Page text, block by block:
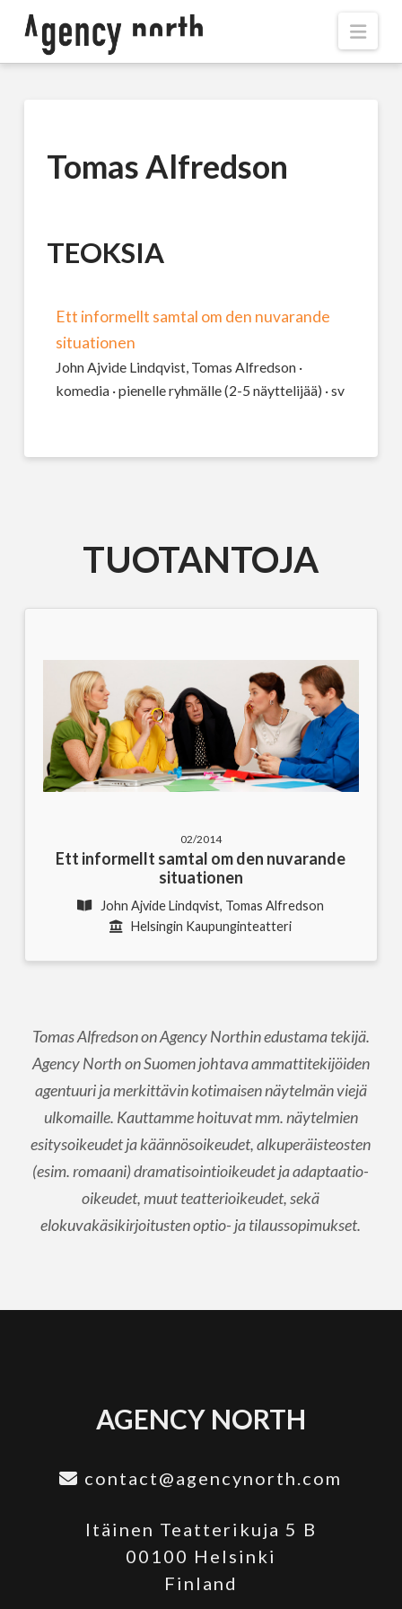
Tomas Alfredson
TEOKSIA
Ett informellt samtal om den nuvarande
situationen
John Ajvide Lindqvist, Tomas Alfredson ·
komedia · pienelle ryhmälle (2-5 näyttelijää) · sv
TUOTANTOJA
02/2014
Ett informellt samtal om den nuvarande
situationen
John Ajvide Lindqvist, Tomas Alfredson
Helsingin Kaupunginteatteri
Tomas Alfredson on Agency Northin edustama tekijä.
Agency North on Suomen johtava ammattitekijöiden
agentuuri ja merkittävin kotimaisen näytelmän viejä
ulkomaille. Kauttamme hoituvat mm. näytelmien
esitysoikeudet ja käännösoikeudet, alkuperäisteosten
(esim. romaani) dramatisointioikeudet ja adaptaatio-
oikeudet, muut teatterioikeudet, sekä
elokuvakäsikirjoitusten optio- ja tilaussopimukset.
AGENCY NORTH
contact@agencynorth.com
Itäinen Teatterikuja 5 B
00100 Helsinki
Finland